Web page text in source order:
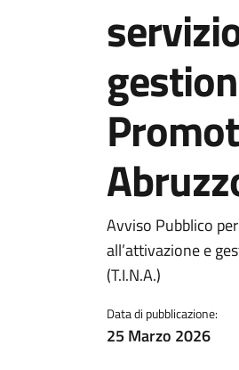
Avviso Pubblico
all’attivazione e
(T.I.N.A.)
Data di pubblicazione:
25 Marzo 2026